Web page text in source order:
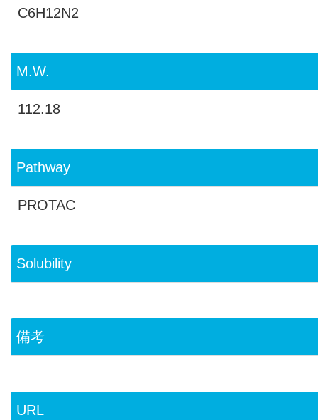
C6H12N2
M.W.
112.18
Pathway
PROTAC
Solubility
備考
URL